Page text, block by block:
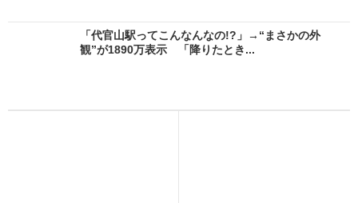
「代官山駅ってこんなんなの!?」→“まさかの外
観”が1890万表示 「降りたとき...